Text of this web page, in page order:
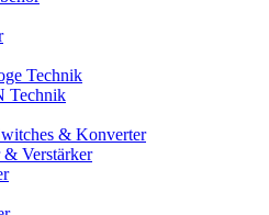
Technik
Technik
& Konverter
Verstärker